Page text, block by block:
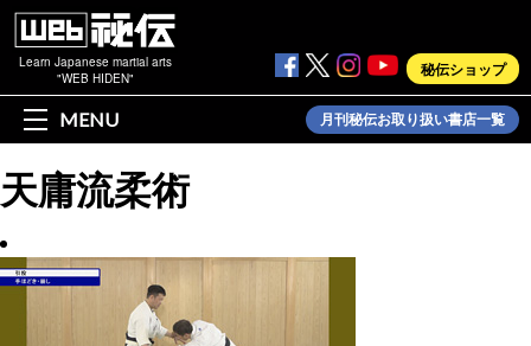
Learn Japanese martial arts
"WEB HIDEN"
秘伝ショップ
MENU 月刊秘伝お取り扱い書店一覧
天庸流柔術